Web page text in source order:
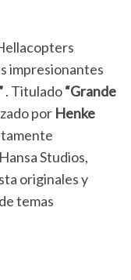
impresionantes
. Titulado“Grande
por Henke
Studios,
originales y
temas